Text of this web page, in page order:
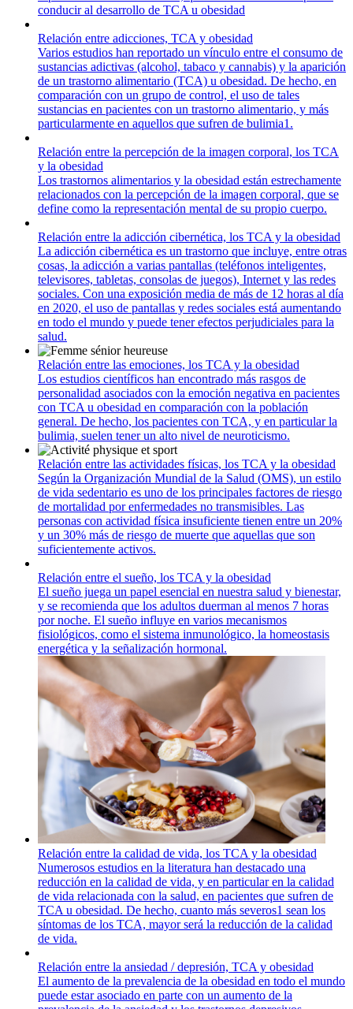
conducir al desarrollo de TCA u obesidad
Relación entre adicciones, TCA y obesidad
Varios estudios han reportado un vínculo entre el consumo de
sustancias adictivas (alcohol, tabaco y cannabis) y la aparición
de un trastorno alimentario (TCA) u obesidad. De hecho, en
comparación con un grupo de control, el uso de tales
sustancias en pacientes con un trastorno alimentario, y más
particularmente en aquellos que sufren de bulimia1.
Relación entre la percepción de la imagen corporal, los TCA
y la obesidad
Los trastornos alimentarios y la obesidad están estrechamente
relacionados con la percepción de la imagen corporal, que se
define como la representación mental de su propio cuerpo.
Relación entre la adicción cibernética, los TCA y la obesidad
La adicción cibernética es un trastorno que incluye, entre otras
cosas, la adicción a varias pantallas (teléfonos inteligentes,
televisores, tabletas, consolas de juegos), Internet y las redes
sociales. Con una exposición media de más de 12 horas al día
en 2020, el uso de pantallas y redes sociales está aumentando
en todo el mundo y puede tener efectos perjudiciales para la
salud.
Relación entre las emociones, los TCA y la obesidad
Los estudios científicos han encontrado más rasgos de
personalidad asociados con la emoción negativa en pacientes
con TCA u obesidad en comparación con la población
general. De hecho, los pacientes con TCA, y en particular la
bulimia, suelen tener un alto nivel de neuroticismo.
Relación entre las actividades físicas, los TCA y la obesidad
Según la Organización Mundial de la Salud (OMS), un estilo
de vida sedentario es uno de los principales factores de riesgo
de mortalidad por enfermedades no transmisibles. Las
personas con actividad física insuficiente tienen entre un 20%
y un 30% más de riesgo de muerte que aquellas que son
suficientemente activos.
Relación entre el sueño, los TCA y la obesidad
El sueño juega un papel esencial en nuestra salud y bienestar,
y se recomienda que los adultos duerman al menos 7 horas
por noche. El sueño influye en varios mecanismos
fisiológicos, como el sistema inmunológico, la homeostasis
energética y la señalización hormonal.
Relación entre la calidad de vida, los TCA y la obesidad
Numerosos estudios en la literatura han destacado una
reducción en la calidad de vida, y en particular en la calidad
de vida relacionada con la salud, en pacientes que sufren de
TCA u obesidad. De hecho, cuanto más severos1 sean los
síntomas de los TCA, mayor será la reducción de la calidad
de vida.
Relación entre la ansiedad / depresión, TCA y obesidad
El aumento de la prevalencia de la obesidad en todo el mundo
puede estar asociado en parte con un aumento de la